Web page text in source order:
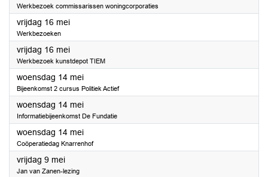
Werkbezoek commissarissen woningcorporaties
vrijdag 16 mei2025
Werkbezoeken
vrijdag 16 mei2025
Werkbezoek kunstdepot TIEM
woensdag 14 mei2025
Bijeenkomst 2 cursus Politiek Actief
woensdag 14 mei2025
Informatiebijeenkomst De Fundatie
woensdag 14 mei2025
Coöperatiedag Knarrenhof
vrijdag 9 mei2025
Jan van Zanen-lezing